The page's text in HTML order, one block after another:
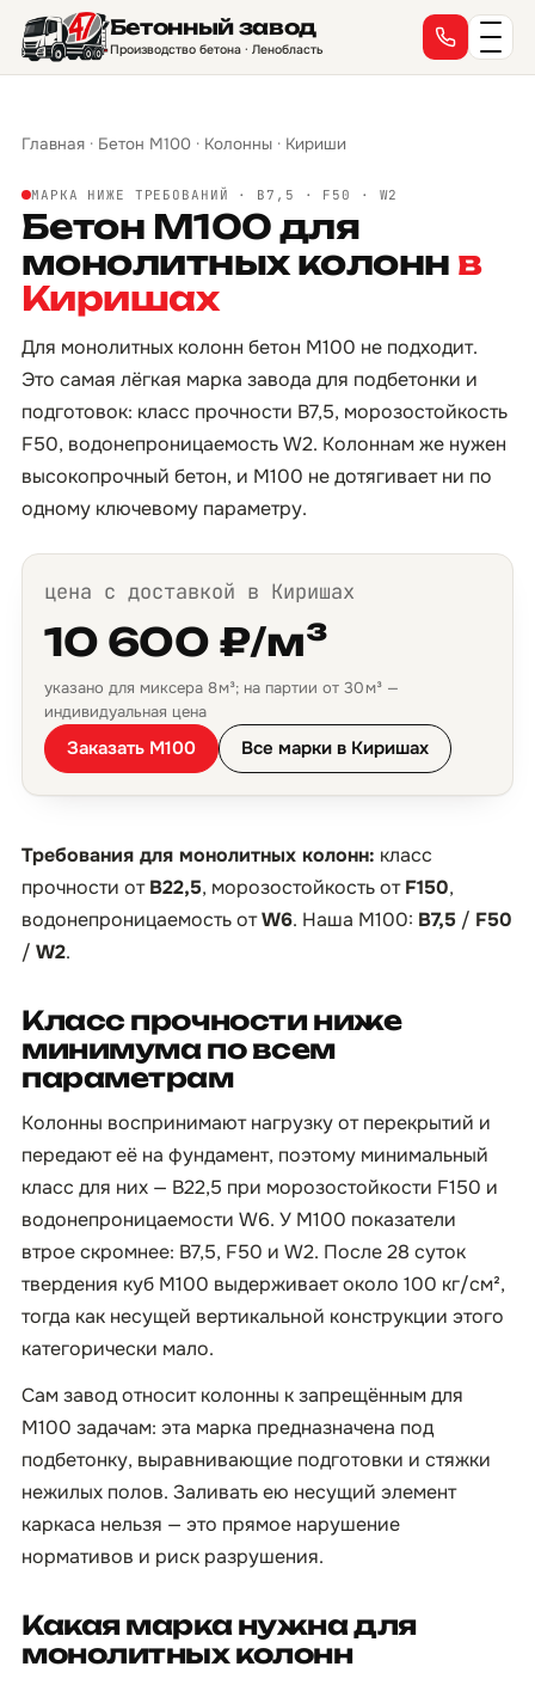
Бетонный завод
Производство бетона · Ленобласть
Главная · Бетон М100 · Колонны · Кириши
МАРКА НИЖЕ ТРЕБОВАНИЙ · B7,5 · F50 · W2
Бетон М100 для
монолитных колонн в
Киришах
Для монолитных колонн бетон М100 не подходит.
Это самая лёгкая марка завода для подбетонки и
подготовок: класс прочности B7,5, морозостойкость
F50, водонепроницаемость W2. Колоннам же нужен
высокопрочный бетон, и М100 не дотягивает ни по
одному ключевому параметру.
цена с доставкой в Киришах
10 600 ₽/м³
указано для миксера 8 м³; на партии от 30 м³ —
индивидуальная цена
Заказать М100 Все марки в Киришах
Требования для монолитных колонн: класс
прочности отB22,5, морозостойкость отF150,
водонепроницаемость отW6. Наша М100: B7,5 / F50
/ W2.
Класс прочности ниже
минимума по всем
параметрам
Колонны воспринимают нагрузку от перекрытий и
передают её на фундамент, поэтому минимальный
класс для них — B22,5 при морозостойкости F150 и
водонепроницаемости W6. У М100 показатели
втрое скромнее: B7,5, F50 и W2. После 28 суток
твердения куб М100 выдерживает около 100 кг/см²,
тогда как несущей вертикальной конструкции этого
категорически мало.
Сам завод относит колонны к запрещённым для
М100 задачам: эта марка предназначена под
подбетонку, выравнивающие подготовки и стяжки
нежилых полов. Заливать ею несущий элемент
каркаса нельзя — это прямое нарушение
нормативов и риск разрушения.
Какая марка нужна для
монолитных колонн